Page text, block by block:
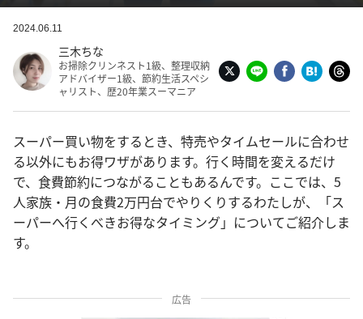
2024.06.11
三木ちな
お掃除クリンネスト1級、整理収納
アドバイザー1級、節約生活スペシ
ャリスト、歴20年業スーマニア
スーパー買い物をするとき、特売やタイムセールに合わせ
る以外にもお得ワザがあります。行く時間を変えるだけ
で、食費節約につながることもあるんです。ここでは、5
人家族・月の食費2万円台でやりくりするわたしが、「ス
ーパーへ行くべきお得なタイミング」についてご紹介しま
す。
広告